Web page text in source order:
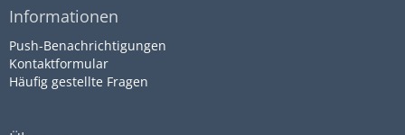
Informationen
Push-Benachrichtigungen
Kontaktformular
Häufig gestellte Fragen